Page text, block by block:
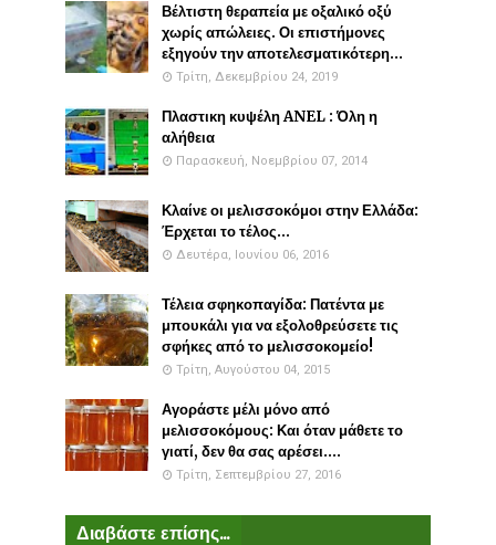
Βέλτιστη θεραπεία με οξαλικό οξύ
χωρίς απώλειες. Οι επιστήμονες
εξηγούν την αποτελεσματικότερη...
Τρίτη, Δεκεμβρίου 24, 2019
Πλαστικη κυψέλη ANEL : Όλη η
αλήθεια
Παρασκευή, Νοεμβρίου 07, 2014
Κλαίνε οι μελισσοκόμοι στην Ελλάδα:
Έρχεται το τέλος...
Δευτέρα, Ιουνίου 06, 2016
Τέλεια σφηκοπαγίδα: Πατέντα με
μπουκάλι για να εξολοθρεύσετε τις
σφήκες από το μελισσοκομείο!
Τρίτη, Αυγούστου 04, 2015
Αγοράστε μέλι μόνο από
μελισσοκόμους: Και όταν μάθετε το
γιατί, δεν θα σας αρέσει....
Τρίτη, Σεπτεμβρίου 27, 2016
Διαβάστε επίσης...